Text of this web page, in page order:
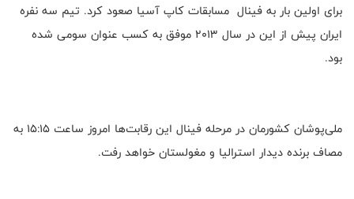
برای اولین بار به فینال مسابقات کاپ آسیا صعود کرد‌. تیم سه نفره
ایران پیش از این در سال ۲۰۱۳ موفق به کسب عنوان سومی شده
بود.
ملی‌پوشان کشورمان در مرحله فینال این رقابت‌ها امروز ساعت ۱۵:۱۵ به
مصاف برنده دیدار استرالیا و مغولستان خواهد رفت.